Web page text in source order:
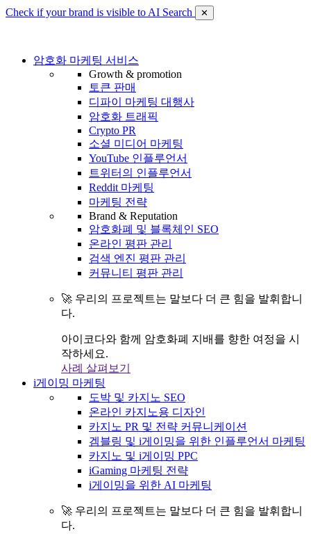
Check if your brand is visible to AI Search ✕
암호화 마케팅 서비스
Growth & promotion
토큰 판매
디파이 마케팅 대행사
암호화 트래픽
Crypto PR
소셜 미디어 마케팅
YouTube 인플루언서
트위터의 인플루언서
Reddit 마케팅
마케팅 전략
Brand & Reputation
암호화폐 및 블록체인 SEO
온라인 평판 관리
검색 엔진 평판 관리
커뮤니티 평판 관리
🚀 우리의 프로젝트는 말보다 더 큰 힘을 발휘합니
다.
아이코다와 함께 암호화폐 지배를 향한 여정을 시
작하세요.
사례 살펴보기
i게이밍 마케팅
도박 및 카지노 SEO
온라인 카지노용 디자인
카지노 PR 및 전략 커뮤니케이션
겜블링 및 i게이밍을 위한 인플루언서 마케팅
카지노 및 i게이밍 PPC
iGaming 마케팅 전략
i게이밍을 위한 AI 마케팅
🚀 우리의 프로젝트는 말보다 더 큰 힘을 발휘합니
다.